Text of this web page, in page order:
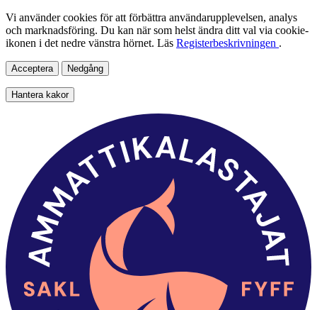
Vi använder cookies för att förbättra användarupplevelsen, analys
och marknadsföring. Du kan när som helst ändra ditt val via cookie-
ikonen i det nedre vänstra hörnet. Läs Registerbeskrivningen .
Acceptera Nedgång
Hantera kakor